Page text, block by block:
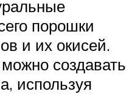
порошки
и их окисей.
создавать
используя